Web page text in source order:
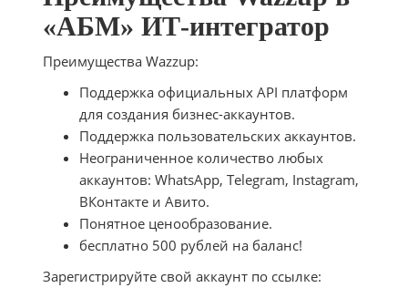
«АБМ» ИТ-интегратор
Преимущества Wazzup:
Поддержка официальных API платформ
для создания бизнес-аккаунтов.
Поддержка пользовательских аккаунтов.
Неограниченное количество любых
аккаунтов: WhatsApp, Telegram, Instagram,
ВКонтакте и Авито.
Понятное ценообразование.
бесплатно 500 рублей на баланс!
Зарегистрируйте свой аккаунт по ссылке: